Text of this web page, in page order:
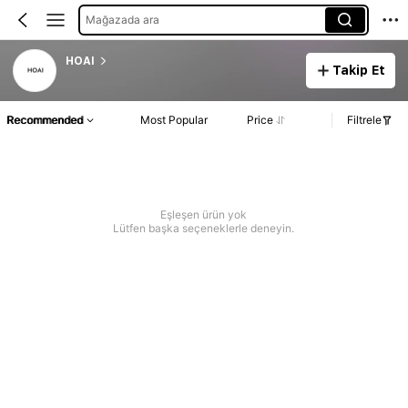
Mağazada ara
HOAI
Takip Et
Recommended Most Popular Price Filtrele
Eşleşen ürün yok
Lütfen başka seçeneklerle deneyin.